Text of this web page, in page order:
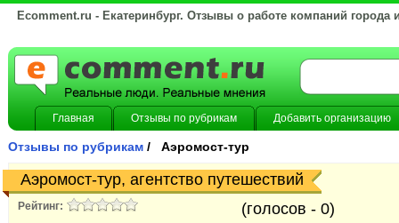
Ecomment.ru - Екатеринбург. Отзывы о работе компаний города
Главная Отзывы по рубрикам Добавить организацию
Отзывы по рубрикам / Аэромост-тур
Аэромост-тур, агентство путешествий
Рейтинг: (голосов - 0)